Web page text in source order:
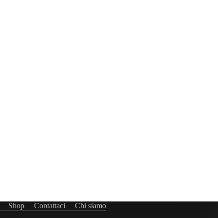
Shop Contattaci Chi siamo